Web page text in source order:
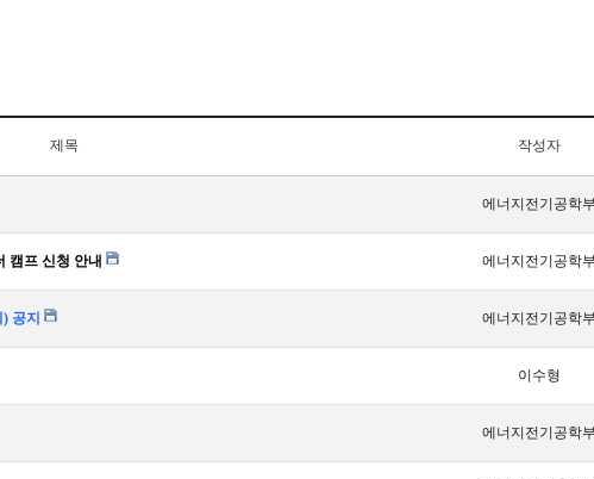
제목 작성자
에너지전기공학부
캠프 신청 안내 에너지전기공학부
공지 에너지전기공학부
이수형
에너지전기공학부